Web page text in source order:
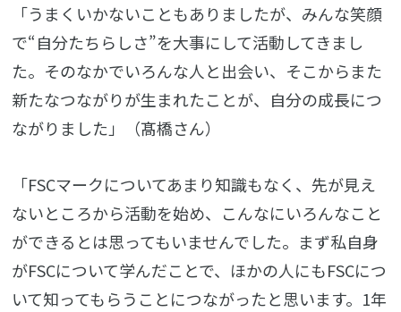
「うまくいかないこともありましたが、みんな笑顔
で“自分たちらしさ”を大事にして活動してきまし
た。そのなかでいろんな人と出会い、そこからまた
新たなつながりが生まれたことが、自分の成長につ
ながりました」（髙橋さん）
「FSCマークについてあまり知識もなく、先が見え
ないところから活動を始め、こんなにいろんなこと
ができるとは思ってもいませんでした。まず私自身
がFSCについて学んだことで、ほかの人にもFSCにつ
いて知ってもらうことにつながったと思います。1年